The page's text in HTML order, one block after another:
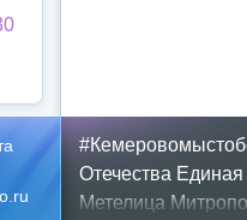
Отечества
Метелица